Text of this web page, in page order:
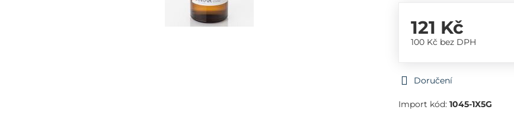
121 Kč
100 Kč bez DPH
Doručení
Import kód: 1045-1X5G